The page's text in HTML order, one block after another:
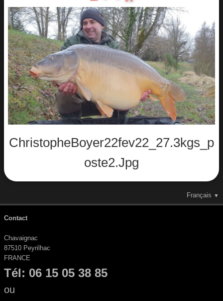
Rules
Nouveau tarif 2023
Price
Contact
Album
ChristopheBoyer22fev22_27.3kgs_p
Oste2.jpg
Français ▼
Contact
Chavaignac
87510 Peyrilhac
FRANCE
Tél: 06 15 05 38 85
ou